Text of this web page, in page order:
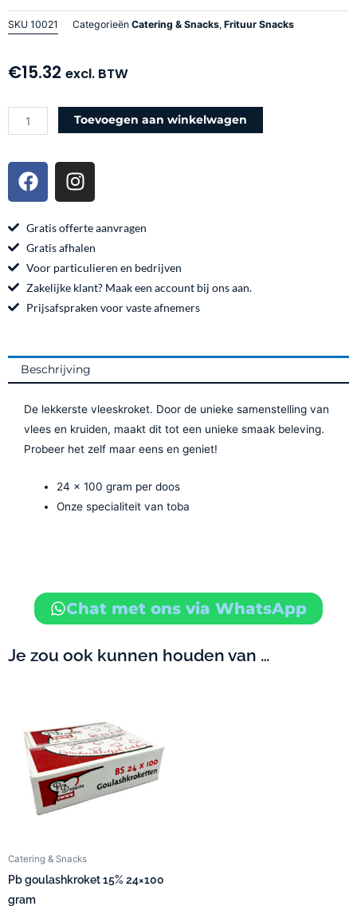
SKU 10021 Categorieën Catering & Snacks, Frituur Snacks
€15.32 excl. BTW
vleeskroketten
24x100
gram
Toevoegen aan winkelwagen
F
a
e
b
o
o
k
I
n
t
a
g
r
a
Gratis offerte aanvragen
Gratis afhalen
Voor particulieren en bedrijven
Zakelijke klant? Maak een account bij ons aan.
Prijsafspraken voor vaste afnemers
Beschrijving
De lekkerste vleeskroket. Door de unieke samenstelling van
vlees en kruiden, maakt dit tot een unieke smaak beleving.
Probeer het zelf maar eens en geniet!
24 x 100 gram per doos
Onze specialiteit van toba
Chat met ons via WhatsApp
Je zou ook kunnen houden van …
Catering & Snacks
Pb goulashkroket 15% 24×100
gram